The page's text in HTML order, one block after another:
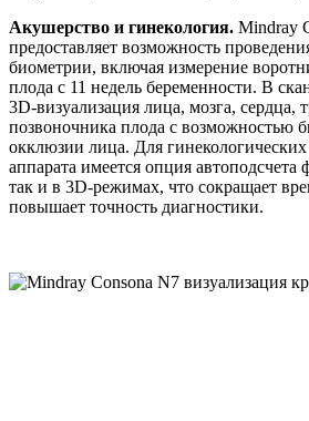
Акушерство и гинекология. Mindray
предоставляет возможность
биометрии, включая измерение
плода с 11 недель беременности. В
3D-визуализация лица, мозга, сердца,
позвоночника плода с возможностью
окклюзии лица. Для
аппарата имеется опция автоподсчета
так и в 3D-режимах, что сокращает
повышает точность диагностики.